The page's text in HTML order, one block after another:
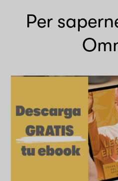
Per